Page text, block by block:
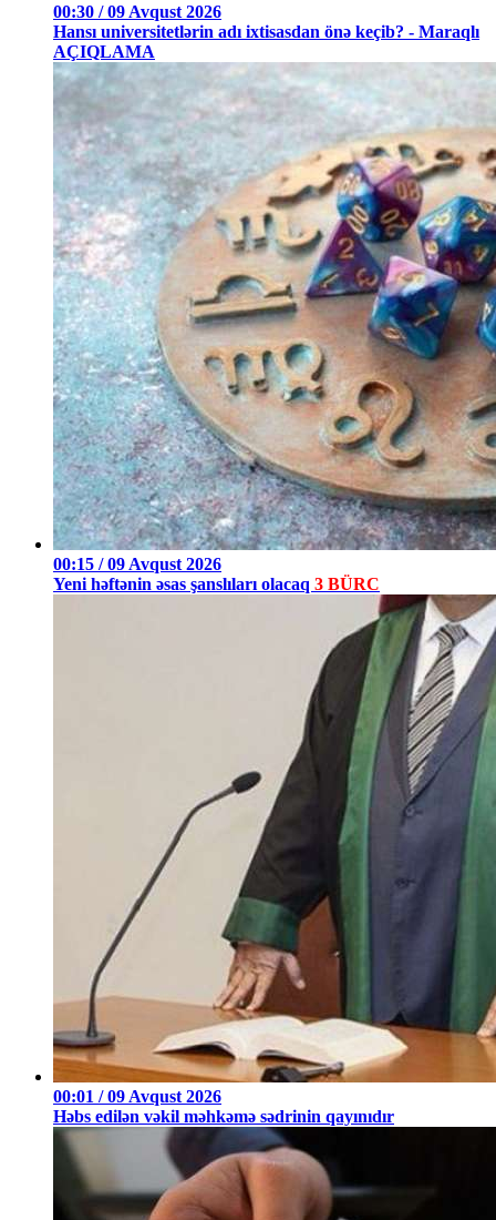
00:30 / 09 Avqust 2026
Hansı universitetlərin adı ixtisasdan önə keçib? - Maraqlı
AÇIQLAMA
00:15 / 09 Avqust 2026
Yeni həftənin əsas şanslıları olacaq 3 BÜRC
00:01 / 09 Avqust 2026
Həbs edilən vəkil məhkəmə sədrinin qayınıdır